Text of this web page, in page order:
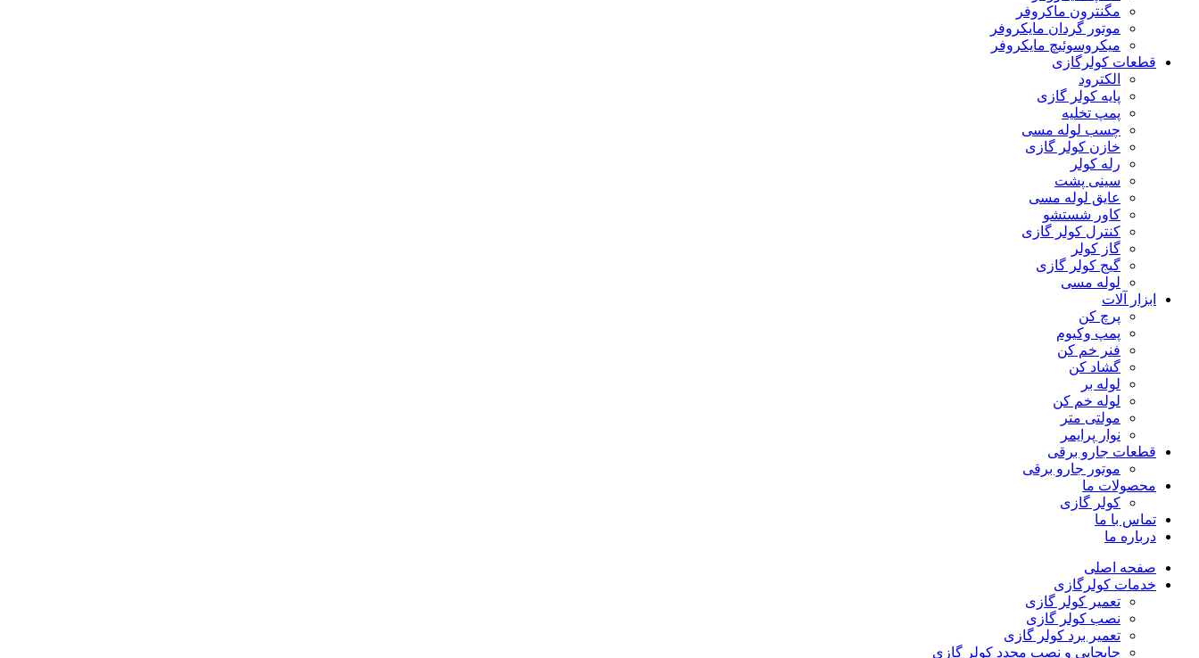
مگنترون ماکروفر
موتور گردان مایکروفر
میکروسوئیچ مایکروفر
قطعات کولرگازی
الکترود
پایه کولر گازی
پمپ تخلیه
چسب لوله مسی
خازن کولر گازی
رله کولر
سینی پشت
عایق لوله مسی
کاور شستشو
کنترل کولر گازی
گاز کولر
گیج کولر گازی
لوله مسی
ابزار آلات
پرچ کن
پمپ وکیوم
فنر خم کن
گشاد کن
لوله بر
لوله خم کن
مولتی متر
نوار پرایمر
قطعات جارو برقی
موتور جارو برقی
محصولات ما
کولر گازی
تماس با ما
درباره ما
صفحه اصلی
خدمات کولرگازی
تعمیر کولر گازی
نصب کولر گازی
تعمیر برد کولر گازی
جابجایی و نصب مجدد کولر گازی